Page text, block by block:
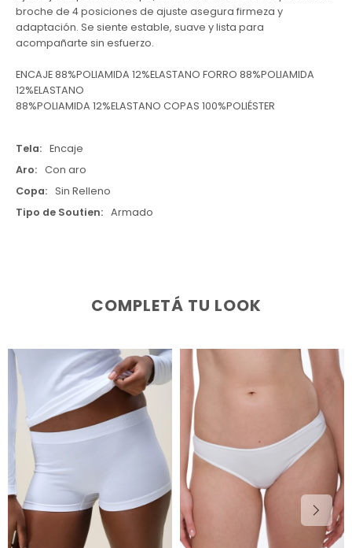
broche de 4 posiciones de ajuste asegura firmeza y
adaptación. Se siente estable, suave y lista para
acompañarte sin esfuerzo.
ENCAJE 88%POLIAMIDA 12%ELASTANO FORRO 88%POLIAMIDA
12%ELASTANO
88%POLIAMIDA 12%ELASTANO COPAS 100%POLIÉSTER
Tela
Encaje
Aro
Con aro
Copa
Sin Relleno
Tipo de Soutien
Armado
COMPLETÁ TU LOOK